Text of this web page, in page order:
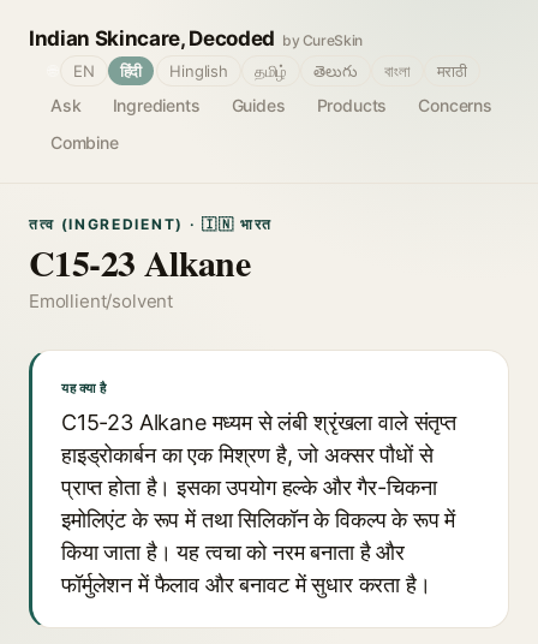
Indian Skincare, Decoded by CureSkin
Ask Ingredients Guides Products
Concerns
Combine
EN हिंदी Hinglish தமிழ் తెలుగు বাংলা मराठी
तत्व (INGREDIENT) · 🇮🇳 भारत
C15-23 Alkane
Emollient/solvent
यह क्या है
C15-23 Alkane मध्यम से लंबी श्रृंखला वाले संतृप्त
हाइड्रोकार्बन का एक मिश्रण है, जो अक्सर पौधों से
प्राप्त होता है। इसका उपयोग हल्के और गैर-चिकना
इमोलिएंट के रूप में तथा सिलिकॉन के विकल्प के रूप में
किया जाता है। यह त्वचा को नरम बनाता है और
फॉर्मुलेशन में फैलाव और बनावट में सुधार करता है।